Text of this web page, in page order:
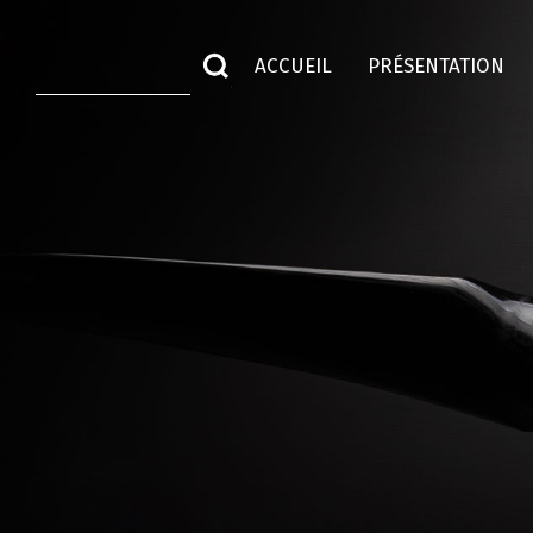
ACCUEIL PRÉSENTATION